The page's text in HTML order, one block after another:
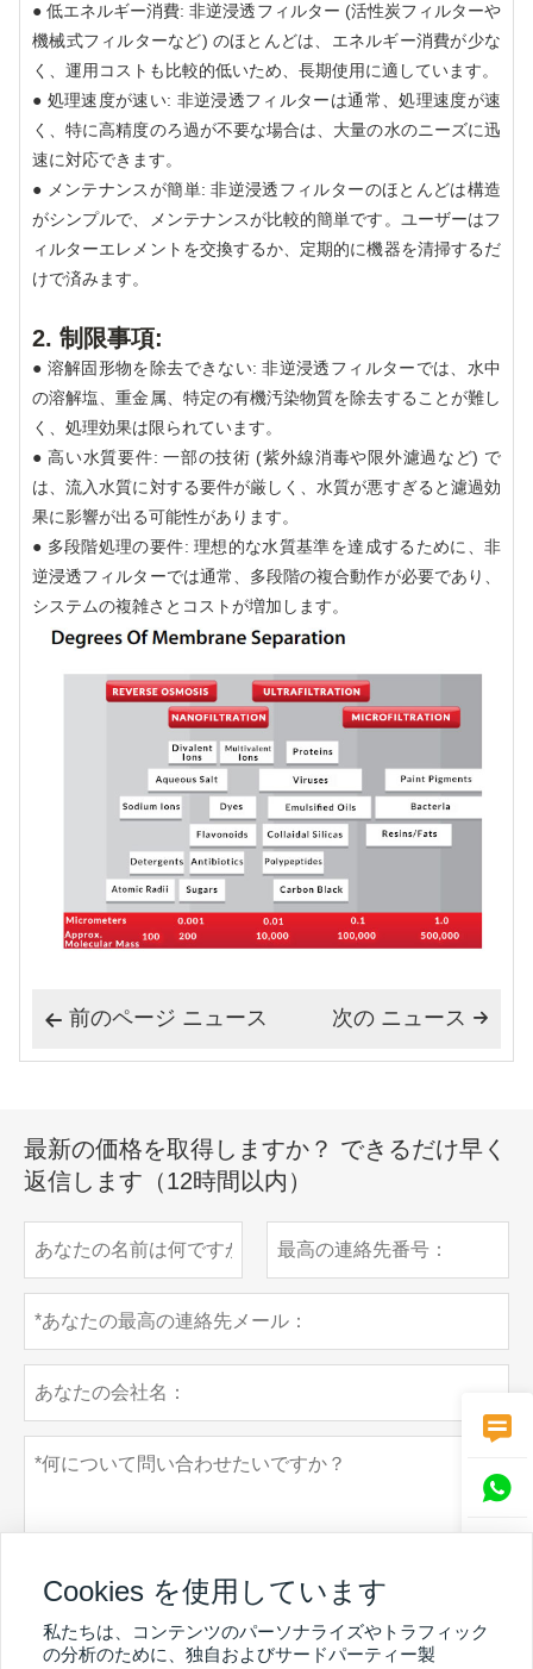
● 低エネルギー消費: 非逆浸透フィルター (活性炭フィルターや
機械式フィルターなど) のほとんどは、エネルギー消費が少な
く、運用コストも比較的低いため、長期使用に適しています。
● 処理速度が速い: 非逆浸透フィルターは通常、処理速度が速
く、特に高精度のろ過が不要な場合は、大量の水のニーズに迅
速に対応できます。
● メンテナンスが簡単: 非逆浸透フィルターのほとんどは構造
がシンプルで、メンテナンスが比較的簡単です。ユーザーはフ
ィルターエレメントを交換するか、定期的に機器を清掃するだ
けで済みます。
2. 制限事項:
● 溶解固形物を除去できない: 非逆浸透フィルターでは、水中
の溶解塩、重金属、特定の有機汚染物質を除去することが難し
く、処理効果は限られています。
● 高い水質要件: 一部の技術 (紫外線消毒や限外濾過など) で
は、流入水質に対する要件が厳しく、水質が悪すぎると濾過効
果に影響が出る可能性があります。
● 多段階処理の要件: 理想的な水質基準を達成するために、非
逆浸透フィルターでは通常、多段階の複合動作が必要であり、
システムの複雑さとコストが増加します。
 前のページ ニュース 
次の ニュース
最新の価格を取得しますか？ できるだけ早く
返信します（12時間以内）



Cookies を使用しています
私たちは、コンテンツのパーソナライズやトラフィック
の分析のために、独自およびサードパーティー製